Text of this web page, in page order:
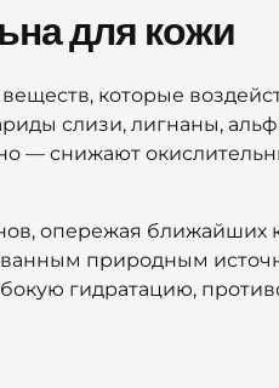
для кожи
которые
слизи, лигнаны,
— снижают
опережая ближайших
природным
гидратацию,